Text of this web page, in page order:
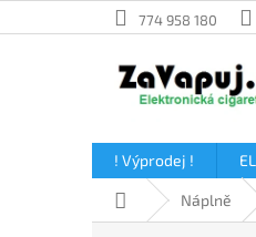
na
774 958 180
! Výprodej !
Domů Náplně